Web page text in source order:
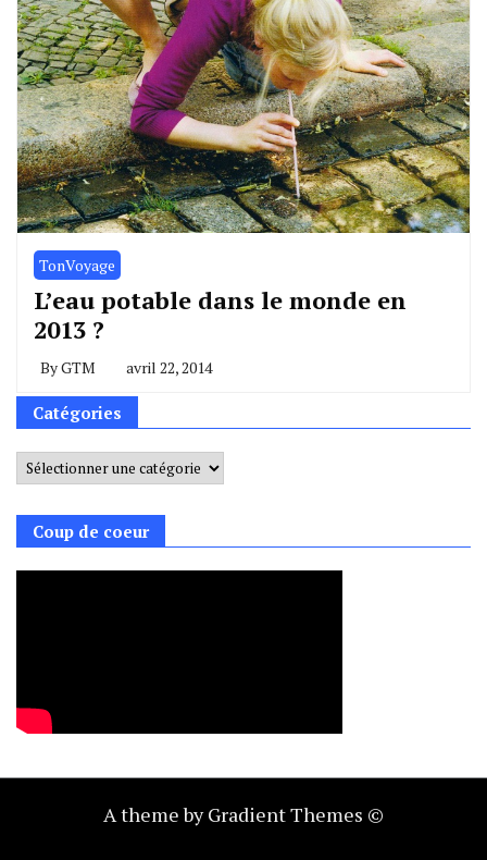
TonVoyage
L’eau potable dans le monde en
2013 ?
ByGTM avril 22, 2014
Catégories
Catégories
Coup de coeur
A theme by Gradient Themes ©